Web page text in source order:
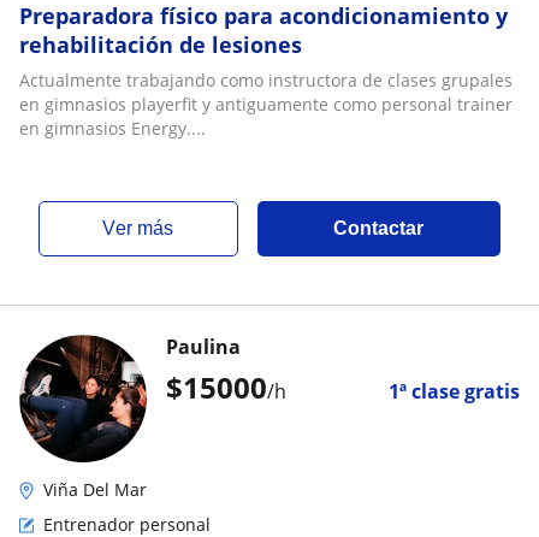
Preparadora físico para acondicionamiento y
rehabilitación de lesiones
Actualmente trabajando como instructora de clases grupales
en gimnasios playerfit y antiguamente como personal trainer
en gimnasios Energy....
ver más Contactar
$15000/h 1ª clase gratis
Paulina
Viña Del Mar
Entrenador personal